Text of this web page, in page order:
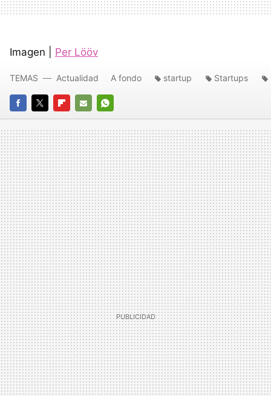
Imagen | Per Lööv
FACEBOOK
TWITTERFLIPBOARD
E-
MAIL
WHATSAPP
TEMAS Actualidad A fondo startup Startups